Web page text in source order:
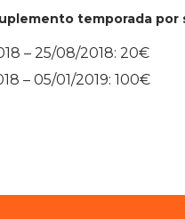
temporada por
– 25/08/2018: 20€
– 05/01/2019: 100€